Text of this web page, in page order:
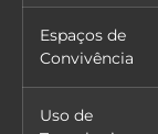
Espaços de
Convivência
Uso de